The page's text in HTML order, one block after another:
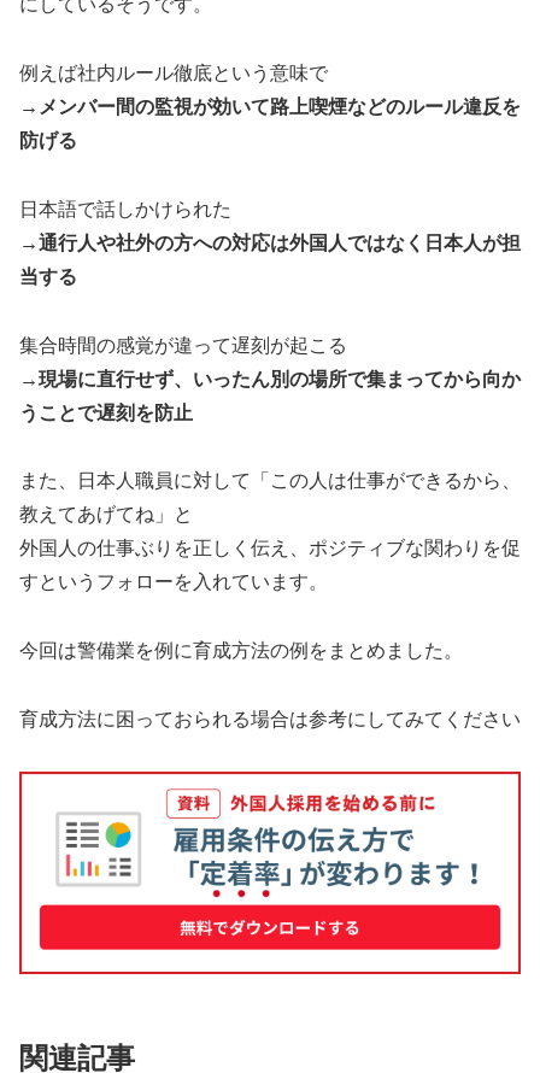
にしているそうです。
例えば社内ルール徹底という意味で
→メンバー間の監視が効いて路上喫煙などのルール違反を
防げる
日本語で話しかけられた
→通行人や社外の方への対応は外国人ではなく日本人が担
当する
集合時間の感覚が違って遅刻が起こる
→現場に直行せず、いったん別の場所で集まってから向か
うことで遅刻を防止
また、日本人職員に対して「この人は仕事ができるから、
教えてあげてね」と
外国人の仕事ぶりを正しく伝え、ポジティブな関わりを促
すというフォローを入れています。
今回は警備業を例に育成方法の例をまとめました。
育成方法に困っておられる場合は参考にしてみてください
関連記事